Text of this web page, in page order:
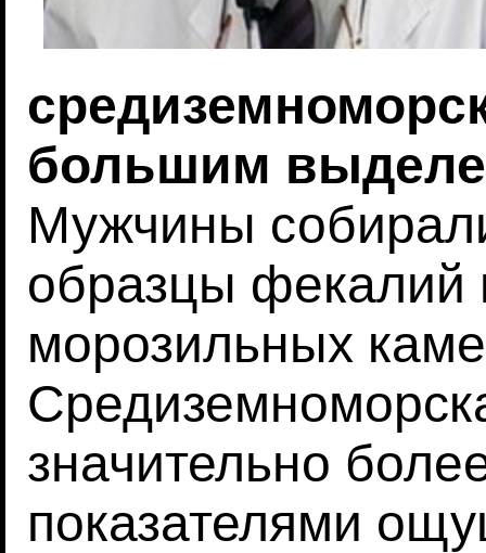
большим
Мужчины
образцы фекалий
морозильных
значительно
показателями